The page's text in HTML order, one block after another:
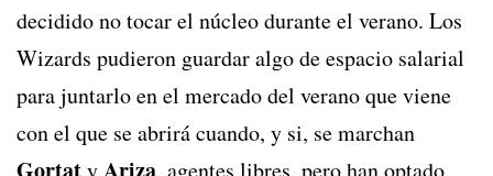
decidido no tocar el núcleo durante el verano. Los
Wizards pudieron guardar algo de espacio salarial
para juntarlo en el mercado del verano que viene
con el que se abrirá cuando, y si, se marchan